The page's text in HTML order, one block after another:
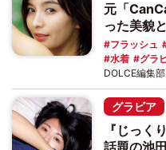
元「
った美貌
フラッシュ
水着
グラ
DOLCE編集部
グラビア
『じっく
話題の池